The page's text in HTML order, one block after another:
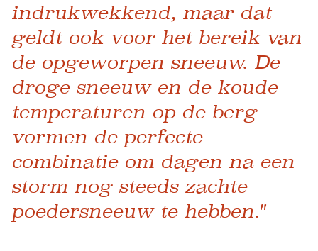
indrukwekkend, maar dat
geldt ook voor het bereik van
de opgeworpen sneeuw. De
droge sneeuw en de koude
temperaturen op de berg
vormen de perfecte
combinatie om dagen na een
storm nog steeds zachte
poedersneeuw te hebben."